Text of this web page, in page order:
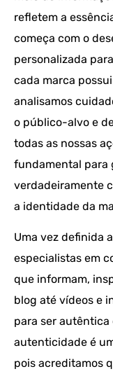
refletem a
começa com o
personalizada
cada marca
analisamos
o público-alvo e
todas as nossas
fundamental para
verdadeiramente
a identidade da
Uma vez definida
especialistas em
que informam,
blog até vídeos e
para ser autêntica
autenticidade é
pois acreditamos